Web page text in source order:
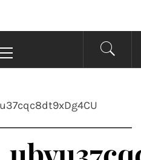
principal